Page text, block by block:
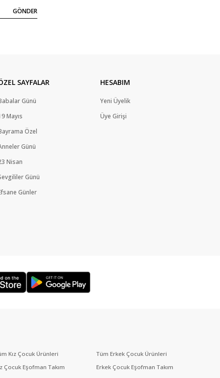
GÖNDER
SAYFALAR
Günü
Mayıs
Özel
Günü
Nisan
Günü
Günler
HESABIM
Yeni Üyelik
Üye Girişi
Kız Çocuk Ürünleri
Çocuk Eşofman Takım
Tüm Erkek Çocuk Ürünleri
Erkek Çocuk Eşofman Takım